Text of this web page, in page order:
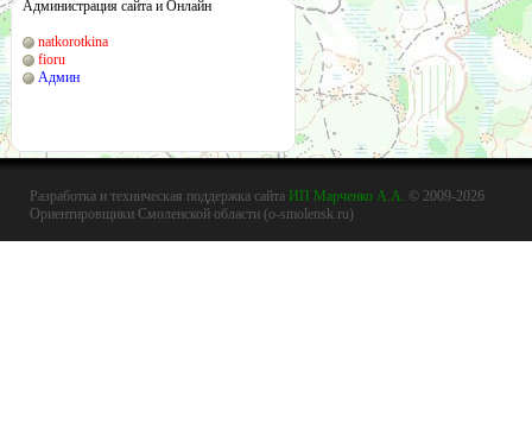
Администрация сайта и Онлайн
natkorotkina
fioru
Админ
Разработка и техническая поддержка сайта ИП Марченко А.А. © 2009-2026
Ориентировщики Смоленской области (o-smolensk.ru)